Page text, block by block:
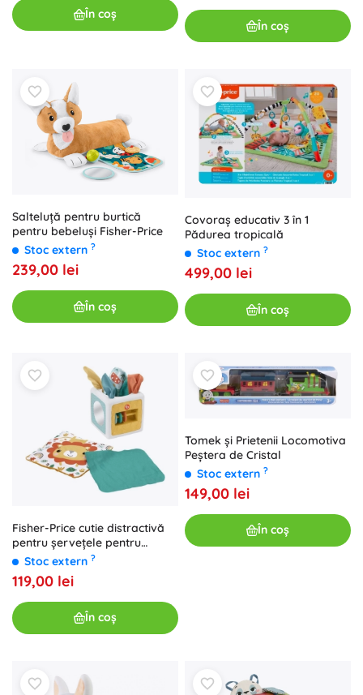
În coș
În coș
Salteluță pentru burtică
pentru bebeluși Fisher-Price
Stoc extern ?
239,00 lei
În coș
Covoraș educativ 3 în 1
Pădurea tropicală
Stoc extern ?
499,00 lei
În coș
Fisher-Price cutie distractivă
pentru șervețele pentru
bebeluși
Stoc extern ?
119,00 lei
În coș
Tomek și Prietenii Locomotiva
Peștera de Cristal
Stoc extern ?
149,00 lei
În coș